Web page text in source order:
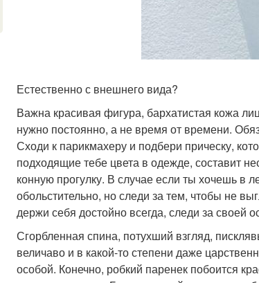
Естественно с внешнего вида?
Важна красивая фигура, бархатистая кожа
нужно постоянно, а не время от времени.
Сходи к парикмахеру и подбери прическу,
подходящие тебе цвета в одежде, составит
конную прогулку. В случае если ты хочешь в
обольстительно, но следи за тем, чтобы не
держи себя достойно всегда, следи за своей
Сгорбленная спина, потухший взгляд,
величаво и в какой-то степени даже
особой. Конечно, робкий паренек побоится